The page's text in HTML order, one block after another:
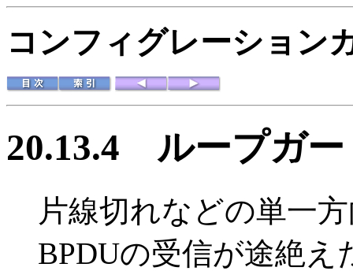
コンフィグレーション
20.13.4 ループガ
片線切れなどの単一
BPDUの受信が途絶